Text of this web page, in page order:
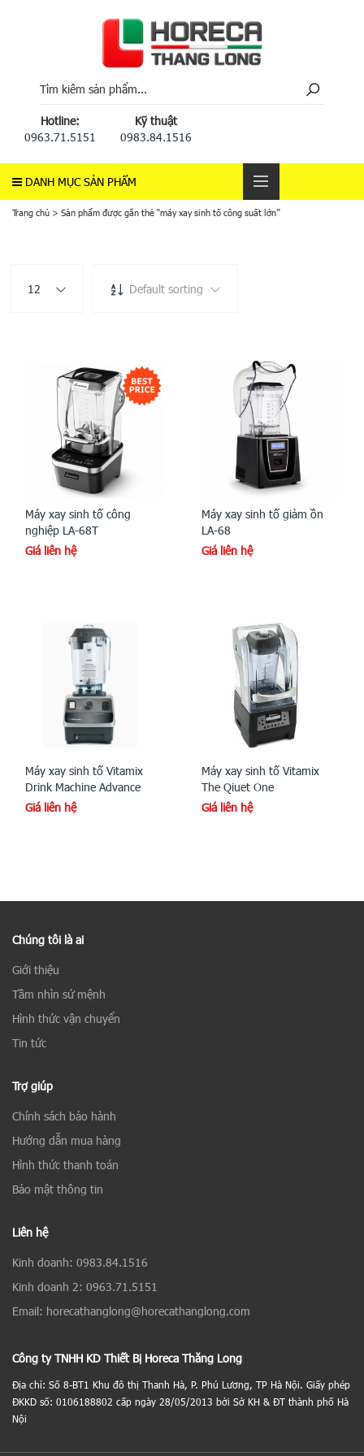
Hotline:
0963.71.5151
Kỹ thuật
0983.84.1516
DANH MỤC SẢN PHẨM
Trang chủ > Sản phẩm được gắn thẻ “máy xay sinh tố công suất lớn”
12 Default sorting
Máy xay sinh tố công
nghiệp LA-68T
Giá liên hệ
Máy xay sinh tố giảm ồn
LA-68
Giá liên hệ
Máy xay sinh tố Vitamix
Drink Machine Advance
Giá liên hệ
Máy xay sinh tố Vitamix
The Qiuet One
Giá liên hệ
Chúng tôi là ai
Giới thiệu
Tầm nhìn sứ mệnh
Hình thức vận chuyển
Tin tức
Trợ giúp
Chính sách bảo hành
Hướng dẫn mua hàng
Hình thức thanh toán
Bảo mật thông tin
Liên hệ
Kinh doanh: 0983.84.1516
Kinh doanh 2: 0963.71.5151
Email: horecathanglong@horecathanglong.com
Công ty TNHH KD Thiết Bị Horeca Thăng Long
Địa chỉ: Số 8-BT1 Khu đô thị Thanh Hà, P. Phú Lương, TP Hà Nội. Giấy phép
ĐKKD số: 0106188802 cấp ngày 28/05/2013 bởi Sở KH & ĐT thành phố Hà
Nội